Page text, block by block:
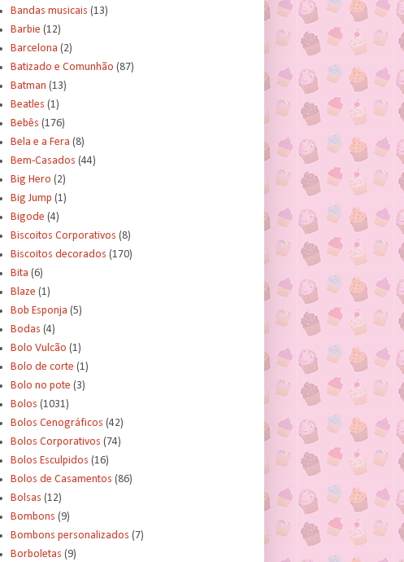
Bandas musicais (13)
Barbie (12)
Barcelona (2)
Batizado e Comunhão (87)
Batman (13)
Beatles (1)
Bebês (176)
Bela e a Fera (8)
Bem-Casados (44)
Big Hero (2)
Big Jump (1)
Bigode (4)
Biscoitos Corporativos (8)
Biscoitos decorados (170)
Bita (6)
Blaze (1)
Bob Esponja (5)
Bodas (4)
Bolo Vulcão (1)
Bolo de corte (1)
Bolo no pote (3)
Bolos (1031)
Bolos Cenográficos (42)
Bolos Corporativos (74)
Bolos Esculpidos (16)
Bolos de Casamentos (86)
Bolsas (12)
Bombons (9)
Bombons personalizados (7)
Borboletas (9)